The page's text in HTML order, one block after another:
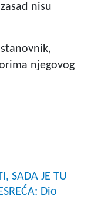
nisu
njegovog
SADA JE TU
Dio